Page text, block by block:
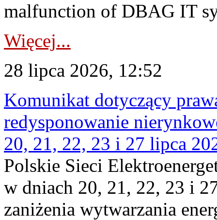
malfunction of DBAG IT
Więcej...
28 lipca 2026, 12:52
Komunikat dotyczący
redysponowanie
20, 21, 22, 23 i 27 lipca
Polskie Sieci
w dniach 20, 21, 22, 23 i
zaniżenia wytwarzania